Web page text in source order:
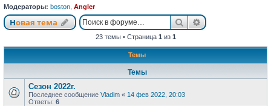
Модераторы: boston Angler
Новая тема ПоискРасширенный
23 темы • Страница 1 из 1
Темы
Темы
Сезон 2022г.
Последнее сообщение Vladim « 14 фев 2022, 20:03
Ответы: 6